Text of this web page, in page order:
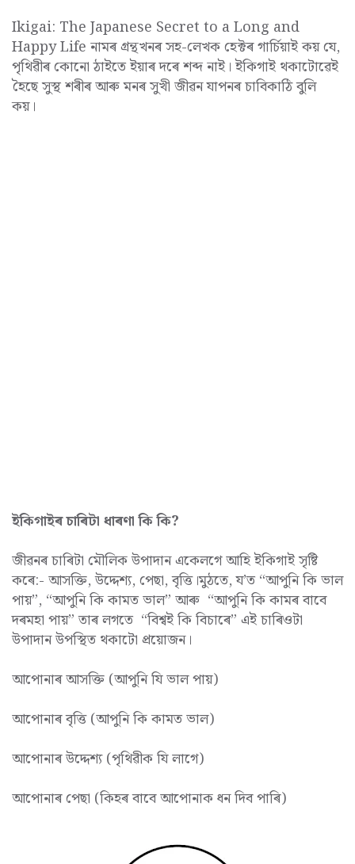
Ikigai: The Japanese Secret to a Long and
Happy Life নামৰ গ্ৰন্থখনৰ সহ-লেখক হেক্টৰ গাৰ্চিয়াই কয় যে,
পৃথিৱীৰ কোনো ঠাইতে ইয়াৰ দৰে শব্দ নাই। ইকিগাই থকাটোৱেই
হৈছে সুস্থ শৰীৰ আৰু মনৰ সুখী জীৱন যাপনৰ চাবিকাঠি বুলি
কয়।
ইকিগাইৰ চাৰিটা ধাৰণা কি কি?
জীৱনৰ চাৰিটা মৌলিক উপাদান একেলগে আহি ইকিগাই সৃষ্টি
কৰে:- আসক্তি, উদ্দেশ্য, পেছা, বৃত্তি।মুঠতে, য’ত “আপুনি কি ভাল
পায়”, “আপুনি কি কামত ভাল” আৰু “আপুনি কি কামৰ বাবে
দৰমহা পায়” তাৰ লগতে “বিশ্বই কি বিচাৰে” এই চাৰিওটা
উপাদান উপস্থিত থকাটো প্ৰয়োজন।
আপোনাৰ আসক্তি (আপুনি যি ভাল পায়)
আপোনাৰ বৃত্তি (আপুনি কি কামত ভাল)
আপোনাৰ উদ্দেশ্য (পৃথিৱীক যি লাগে)
আপোনাৰ পেছা (কিহৰ বাবে আপোনাক ধন দিব পাৰি)